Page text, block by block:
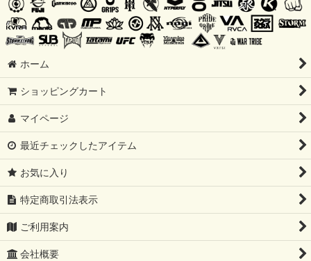
ホーム
ショッピングカート
マイページ
最近チェックしたアイテム
お気に入り
特定商取引法表示
ご利用案内
会社概要